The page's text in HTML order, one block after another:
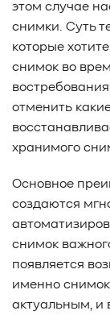
этом случае
снимки. Суть
которые
снимок во
отменить
хранимого
Основное
создаются
снимок
появляется
именно
актуальным, и